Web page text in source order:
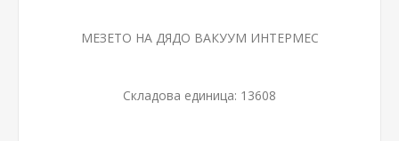
МЕЗЕТО НА ДЯДО ВАКУУМ ИНТЕРМЕС
Складова единица: 13608